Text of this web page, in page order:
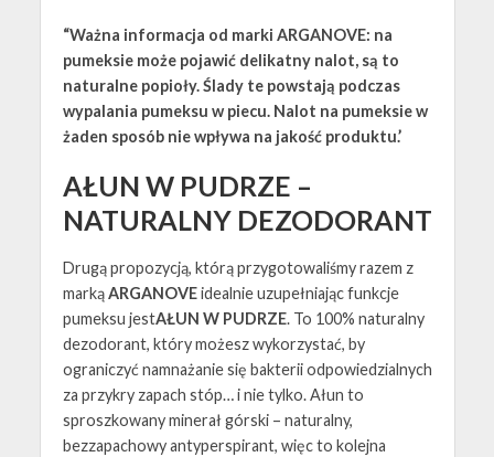
“Ważna informacja od marki ARGANOVE: na
pumeksie może pojawić delikatny nalot, są to
naturalne popioły. Ślady te powstają podczas
wypalania pumeksu w piecu. Nalot na pumeksie w
żaden sposób nie wpływa na jakość produktu.’
AŁUN W PUDRZE –
NATURALNY DEZODORANT
Drugą propozycją, którą przygotowaliśmy razem z
markąARGANOVEidealnie uzupełniając funkcje
pumeksu jestAŁUN W PUDRZE. To 100% naturalny
dezodorant, który możesz wykorzystać, by
ograniczyć namnażanie się bakterii odpowiedzialnych
za przykry zapach stóp… i nie tylko. Ałun to
sproszkowany minerał górski – naturalny,
bezzapachowy antyperspirant, więc to kolejna